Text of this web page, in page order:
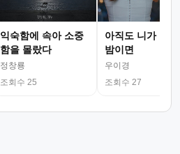
익숙함에 속아 소중
함을 몰랐다
정창룡
조회수 25
아직도 니가 그
밤이면
우이경
조회수 27